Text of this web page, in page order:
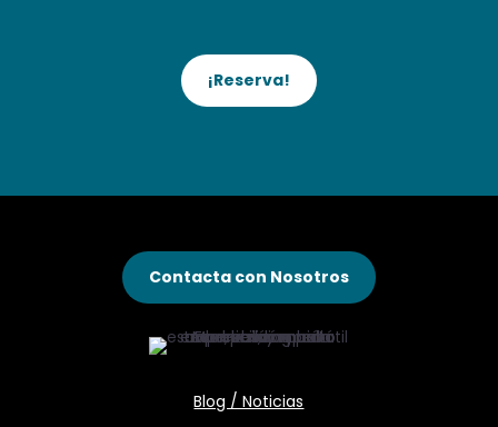
¡Reserva!
Contacta con Nosotros
Blog / Noticias